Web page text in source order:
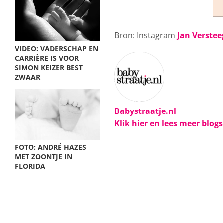
VIDEO: VADERSCHAP EN
CARRIÈRE IS VOOR
SIMON KEIZER BEST
ZWAAR
FOTO: ANDRÉ HAZES
MET ZOONTJE IN
FLORIDA
Bron: Instagram Jan
Babystraatje.nl
Klik hier en lees meer